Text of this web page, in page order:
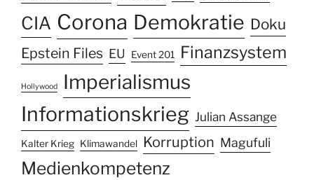
CIA Corona Demokratie Doku
Epstein Files EU Event 201 Finanzsystem
Hollywood
Imperialismus
Informationskrieg Julian Assange
Kalter Krieg Klimawandel Korruption Magufuli
Medienkompetenz